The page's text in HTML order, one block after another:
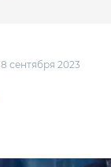
8 сентября 2023